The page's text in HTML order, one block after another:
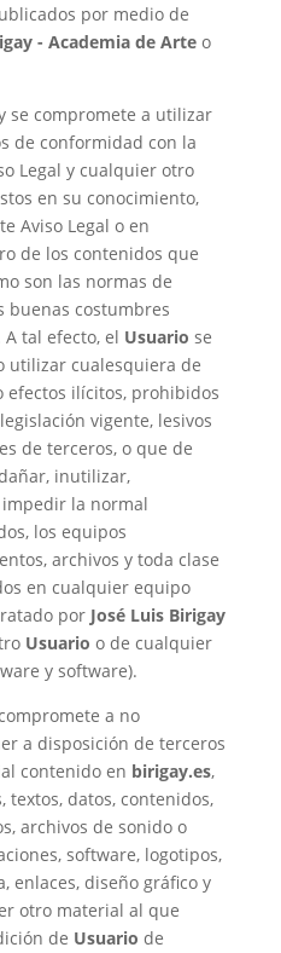
por medio de
- Academia de Arteo
se compromete a utilizar
de conformidad con la
Legal y cualquier otro
en su conocimiento,
Aviso Legal o en
de los contenidos que
son las normas de
buenas costumbres
tal efecto, el Usuario se
utilizar cualesquiera de
efectos ilícitos, prohibidos
vigente, lesivos
de terceros, o que de
inutilizar,
la normal
los equipos
archivos y toda clase
en cualquier equipo
por José Luis Birigay
Usuario o de cualquier
y software).
a no
a disposición de terceros
contenido en birigay.es,
textos, datos, contenidos,
archivos de sonido o
software, logotipos,
enlaces, diseño gráfico y
otro material al que
de Usuario de